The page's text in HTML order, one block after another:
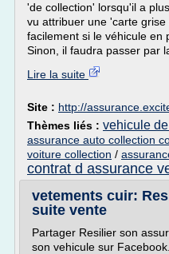
'de collection' lorsqu'il a
vu attribuer une 'carte
facilement si le véhicule en
Sinon, il faudra passer par
Lire la suite
Site : http://
Thèmes liés : vehicule
assurance auto collection
voiture collection /
contrat d assurance
vetements cuir:
suite vente
Partager Resilier son
son vehicule sur